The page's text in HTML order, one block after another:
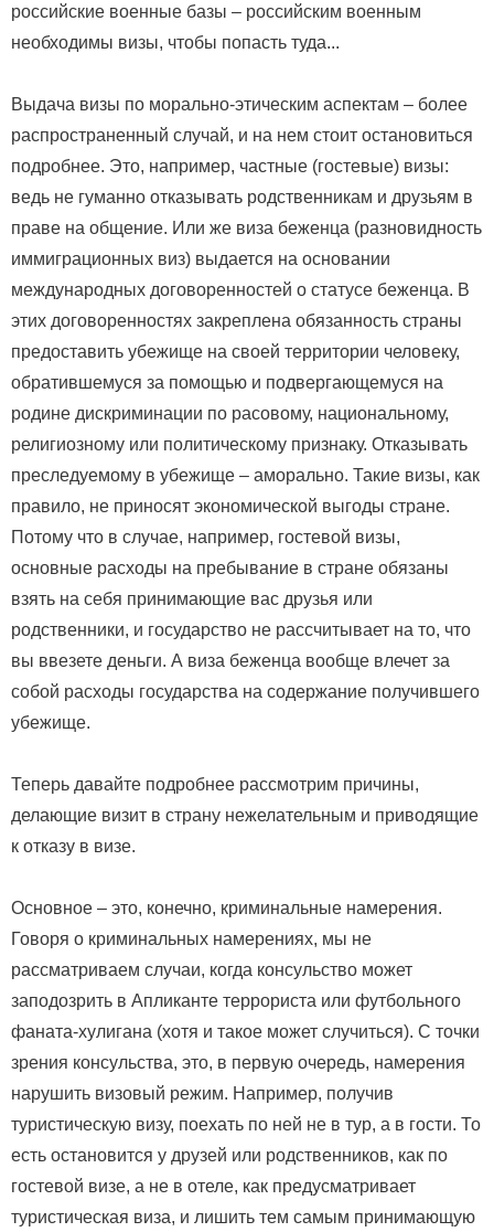
российские военные базы – российским военным
необходимы визы, чтобы попасть туда...
Выдача визы по морально-этическим аспектам – более
распространенный случай, и на нем стоит остановиться
подробнее. Это, например, частные (гостевые) визы:
ведь не гуманно отказывать родственникам и друзьям в
праве на общение. Или же виза беженца (разновидность
иммиграционных виз) выдается на основании
международных договоренностей о статусе беженца. В
этих договоренностях закреплена обязанность страны
предоставить убежище на своей территории человеку,
обратившемуся за помощью и подвергающемуся на
родине дискриминации по расовому, национальному,
религиозному или политическому признаку. Отказывать
преследуемому в убежище – аморально. Такие визы, как
правило, не приносят экономической выгоды стране.
Потому что в случае, например, гостевой визы,
основные расходы на пребывание в стране обязаны
взять на себя принимающие вас друзья или
родственники, и государство не рассчитывает на то, что
вы ввезете деньги. А виза беженца вообще влечет за
собой расходы государства на содержание получившего
убежище.
Теперь давайте подробнее рассмотрим причины,
делающие визит в страну нежелательным и приводящие
к отказу в визе.
Основное – это, конечно, криминальные намерения.
Говоря о криминальных намерениях, мы не
рассматриваем случаи, когда консульство может
заподозрить в Апликанте террориста или футбольного
фаната-хулигана (хотя и такое может случиться). С точки
зрения консульства, это, в первую очередь, намерения
нарушить визовый режим. Например, получив
туристическую визу, поехать по ней не в тур, а в гости. То
есть остановится у друзей или родственников, как по
гостевой визе, а не в отеле, как предусматривает
туристическая виза, и лишить тем самым принимающую